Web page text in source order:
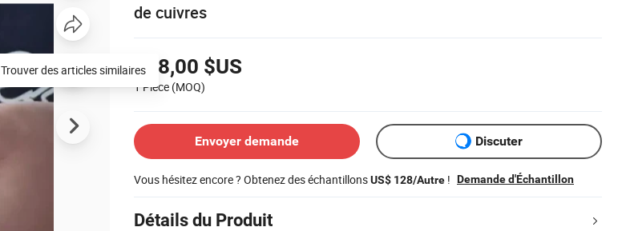
de cuivres
128,00 $US
1 Pièce (MOQ)
Envoyer demande Discuter
Vous hésitez encore ? Obtenez des échantillonsUS$ 128/Autre ! Demande d'Échantillon
Détails du Produit
Trouver des articles similaires